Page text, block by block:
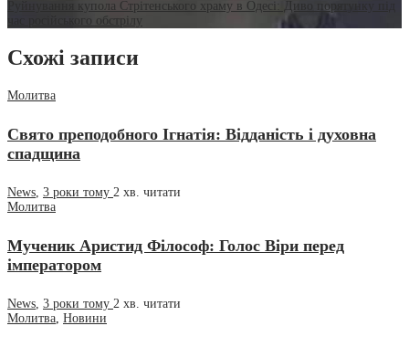
Руйнування купола Стрітенського храму в Одесі: Диво порятунку під
час російського обстрілу
Схожі записи
Молитва
Свято преподобного Ігнатія: Відданість і духовна
спадщина
News, 3 роки тому 2 хв. читати
Молитва
Мученик Аристид Філософ: Голос Віри перед
імператором
News, 3 роки тому 2 хв. читати
Молитва, Новини